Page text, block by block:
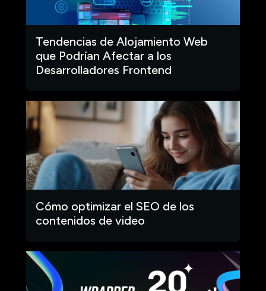
Tendencias de Alojamiento Web
que Podrían Afectar a los
Desarrolladores Frontend
Cómo optimizar el SEO de los
contenidos de video